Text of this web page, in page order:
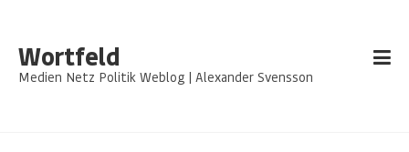
Wortfeld
Medien Netz Politik Weblog | Alexander Svensson